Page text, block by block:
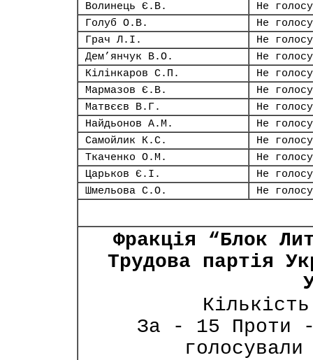
Волинець Є.В.
Не
Голуб О.В.
Не
Грач Л.І.
Не
Дем’янчук В.О.
Не
Кілінкаров С.П.
Не
Мармазов Є.В.
Не
Матвєєв В.Г.
Не
Найдьонов А.М.
Не
Самойлик К.С.
Не
Ткаченко О.М.
Не
Царьков Є.І.
Не
Шмельова С.О.
Не
Фракція “Блок
Трудова партія
За - 15 Проти